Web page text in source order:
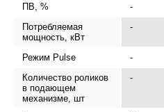
ПВ, % -
Потребляемая
мощность, кВт
-
Режим Pulse -
Количество роликов
в подающем
механизме, шт
-